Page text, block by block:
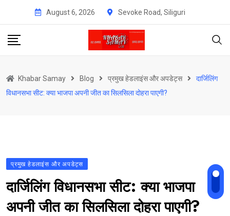
content
August 6, 2026 Sevoke Road, Siliguri
Khabar Samay Blog प्रमुख हेडलाइंस और अपडेट्स
दार्जिलिंग
विधानसभा सीट: क्या भाजपा अपनी जीत का सिलसिला दोहरा पाएगी?
प्रमुख हेडलाइंस और अपडेट्स
दार्जिलिंग विधानसभा सीट: क्या भाजपा
अपनी जीत का सिलसिला दोहरा पाएगी?